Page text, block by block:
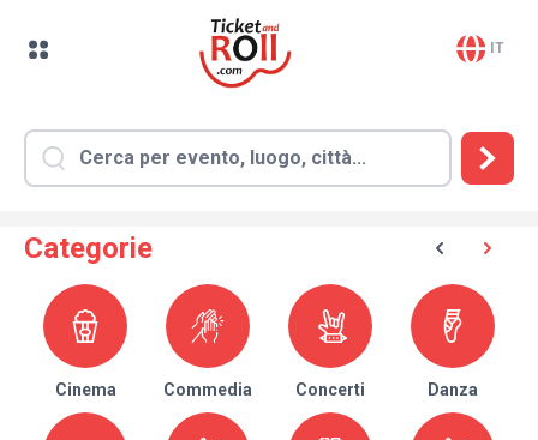
IT
Categorie
Cinema Commedia Concerti Danza